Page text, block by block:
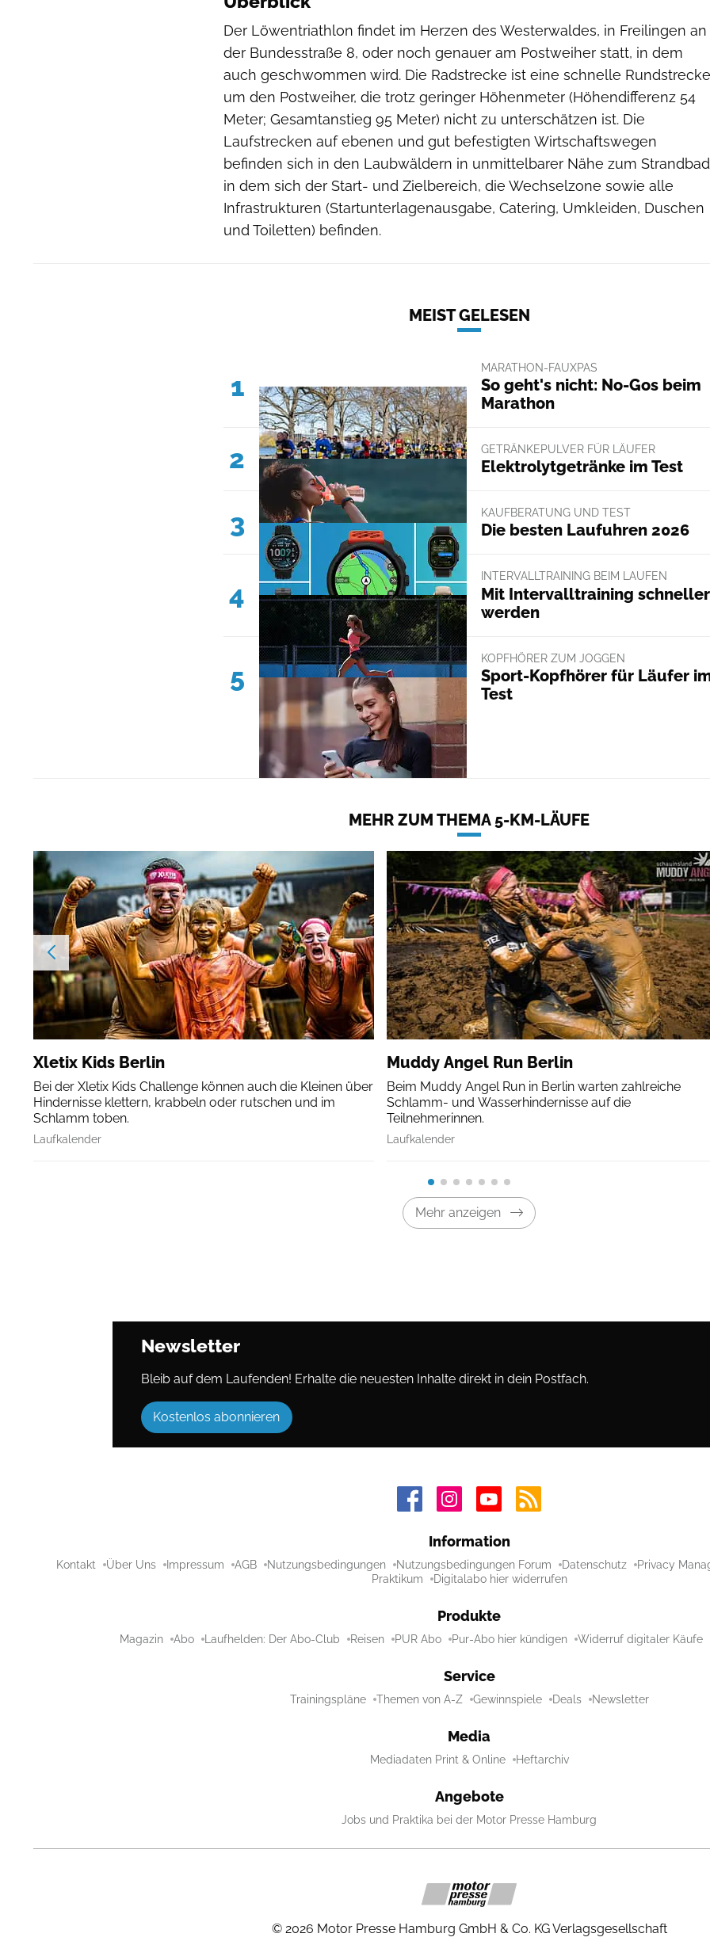
Der Löwentriathlon findet im Herzen des Westerwaldes, in Freilingen an
der Bundesstraße 8, oder noch genauer am Postweiher statt, in dem
auch geschwommen wird. Die Radstrecke ist eine schnelle Rundstrecke
um den Postweiher, die trotz geringer Höhenmeter (Höhendifferenz 54
Meter; Gesamtanstieg 95 Meter) nicht zu unterschätzen ist. Die
Laufstrecken auf ebenen und gut befestigten Wirtschaftswegen
befinden sich in den Laubwäldern in unmittelbarer Nähe zum
in dem sich der Start- und Zielbereich, die Wechselzone sowie alle
Infrastrukturen (Startunterlagenausgabe, Catering, Umkleiden, Duschen
und Toiletten) befinden.
MEIST GELESEN
1
MARATHON-FAUXPAS
So geht's nicht: No-Gos beim
Marathon
2 GETRÄNKEPULVER FÜR LÄUFER
Elektrolytgetränke im Test
3 KAUFBERATUNG UND TEST
Die besten Laufuhren 2026
4
INTERVALLTRAINING BEIM LAUFEN
Mit Intervalltraining schneller
werden
5
KOPFHÖRER ZUM JOGGEN
Sport-Kopfhörer für Läufer
Test
MEHR ZUM THEMA 5-KM-LÄUFE
Xletix Kids Berlin
Bei der Xletix Kids Challenge können auch die Kleinen über
Hindernisse klettern, krabbeln oder rutschen und im
Schlamm toben.
Laufkalender
Muddy Angel Run Berlin
Beim Muddy Angel Run in Berlin warten zahlreiche
Schlamm- und Wasserhindernisse auf die
Teilnehmerinnen.
Laufkalender
Mehr anzeigen
Newsletter
Bleib auf dem Laufenden! Erhalte die neuesten Inhalte direkt in dein Postfach.
Kostenlos abonnieren
Information
Kontakt Über Uns Impressum AGB Nutzungsbedingungen Nutzungsbedingungen Forum Datenschutz
Privacy
Praktikum
Digitalabo hier widerrufen
Produkte
Magazin Abo Laufhelden: Der Abo-Club Reisen PUR Abo Pur-Abo hier kündigen Widerruf digitaler Käufe
Service
Trainingspläne Themen von A-Z Gewinnspiele Deals Newsletter
Media
Mediadaten Print & Online Heftarchiv
Angebote
Jobs und Praktika bei der Motor Presse Hamburg
© 2026 Motor Presse Hamburg GmbH & Co. KG Verlagsgesellschaft